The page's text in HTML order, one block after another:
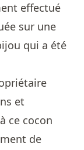
effectué
sur une
qui a été
et
ce cocon
de